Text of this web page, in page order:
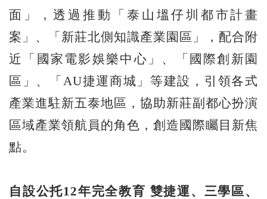
面」，透過推動「泰山塭仔圳都市計畫
案」、「新莊北側知識產業園區」，配合附
近「國家電影娛樂中心」、「國際創新園
區」、「AU捷運商城」等建設，引領各式
產業進駐新五泰地區，協助新莊副都心扮演
區域產業領航員的角色，創造國際矚目新焦
點。
自設公托12年完全教育 雙捷運、三學區、